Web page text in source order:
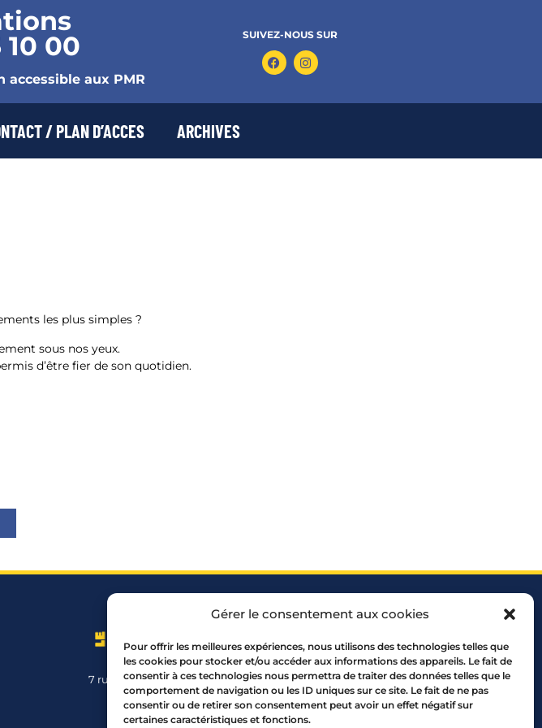
Gérer le consentement aux cookies
Pour offrir les meilleures expériences, nous utilisons des technologies telles que
les cookies pour stocker et/ou accéder aux informations des appareils. Le fait de
consentir à ces technologies nous permettra de traiter des données telles que le
comportement de navigation ou les ID uniques sur ce site. Le fait de ne pas
consentir ou de retirer son consentement peut avoir un effet négatif sur
certaines caractéristiques et fonctions.
10 00
accessible aux PMR
SUIVEZ-NOUS SUR
/ PLAN D’ACCES ARCHIVES
les plus simples ?
sous nos yeux.
d’être fier de son quotidien.
7 rue Mourguet 69005 LYON
04 72 05 10 00